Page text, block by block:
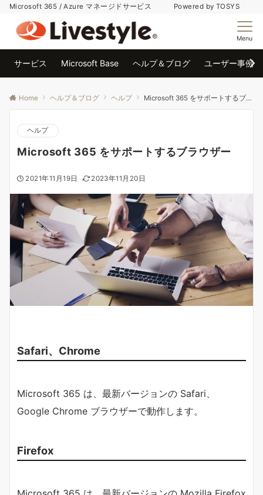
Microsoft 365 / Azure マネージドサービス Powered by TOSYS
Menu
サービス Microsoft Base ヘルプ＆ブログ ユーザー事例
Home ヘルプ＆ブログ ヘルプ Microsoft 365 をサポートするブラウザー
ヘルプ
Microsoft 365 をサポートするブラウザー
2021年11月19日 2023年11月20日
Safari、Chrome
Microsoft 365 は、最新バージョンの Safari、
Google Chrome ブラウザーで動作します。
Firefox